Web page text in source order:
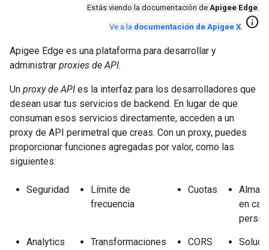
Estás viendo la documentación de Apigee Edge.
Ve a la documentación de Apigee X. info
Apigee Edge es una plataforma para desarrollar y
administrar proxies de API.
Un proxy de API es la interfaz para los desarrolladores que
desean usar tus servicios de backend. En lugar de que
consuman esos servicios directamente, acceden a un
proxy de API perimetral que creas. Con un proxy, puedes
proporcionar funciones agregadas por valor, como las
siguientes:
Seguridad
Límite de
frecuencia
Cuotas
en
Analytics Transformaciones CORS